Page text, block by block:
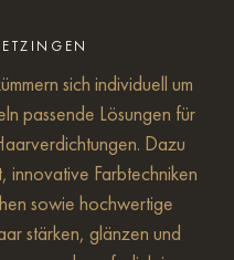
sich individuell um
passende Lösungen für
Dazu
innovative Farbtechniken
sowie hochwertige
stärken, glänzen und